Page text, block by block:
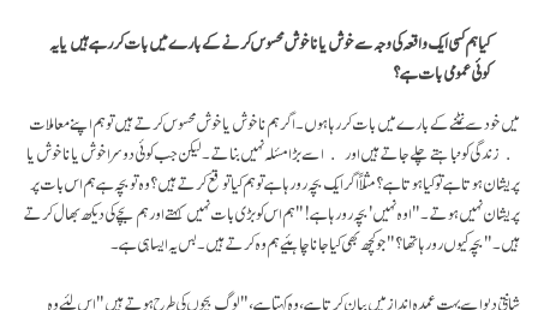
کیا ہم کسی ایک واقعہ کی وجہ سے خوش یا ناخوش محسوس کرنے کے بارے میں بات کر رہے ہیں یا یہ
کوئی عمومی بات ہے؟
میں خود سے نمٹنے کے بارے میں بات کر رہا ہوں۔ اگر ہم ناخوش یا خوش محسوس کرتے ہیں تو ہم اپنے معاملات
زندگی کو نباہتے چلے جاتے ہیں اور اسے بڑا مسٔلہ نہیں بناتے۔ لیکن جب کوئی دوسرا خوش یا ناخوش یا
پریشان ہوتا ہے تو کیا ہوتا ہے؟ مثلاً اگر ایک بچہ رو رہا ہے تو ہم کیا توقع کرتے ہیں؟ وہ تو بچہ ہے ہم اس بات پر
پریشان نہیں ہوتے۔" اوہ نہیں' بچہ رو رہا ہے!"ہم اس کو بڑی بات نہیں کہتے اور ہم بچے کی دیکھ بھال کرتے
ہیں۔ "بچہ کیوں رو رہا تھا؟"جو کچھ بھی کیا جانا چاہئیے ہم وہ کرتے ہیں۔ بس یہ ایسا ہی ہے۔
شانتی دیو اسے بہت عمدہ انداز میں بیان کرتا ہے، وہ کہتا ہے، "لوگ بچوں کی طرح ہوتے ہیں" اس لئیے وہ